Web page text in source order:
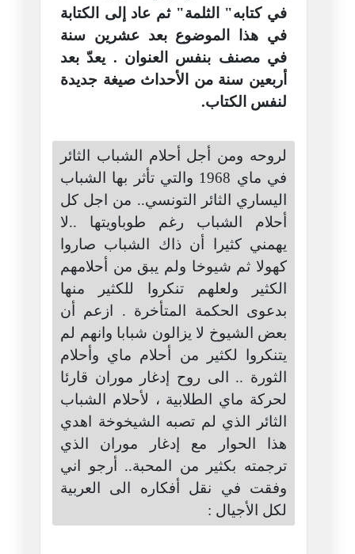
في كتابه" الثلمة" ثم عاد إلى الكتابة
في هذا الموضوع بعد عشرين سنة
في مصنف بنفس العنوان . يعدّ بعد
أربعين سنة من الأحداث صيغة جديدة
لنفس الكتاب.
لروحه ومن أجل أحلام الشباب الثائر
في ماي 1968 والتي تأثر بها الشباب
اليساري الثائر التونسي.. من اجل كل
أحلام الشباب رغم طوباويتها ..لا
يهمني كثيرا أن ذاك الشباب صاروا
كهولا ثم شيوخا ولم يبق من أحلامهم
الكثير ولعلهم تنكروا للكثير منها
بدعوى الحكمة المتأخرة . ازعم أن
بعض الشيوخ لا يزالون شبابا وانهم لم
يتنكروا لكثير من أحلام ماي وأحلام
الثورة .. الى روح إدغار موران قارئا
لحركة ماي الطلابية ، لأحلام الشباب
الثائر الذي لم تصبه الشيخوخة اهدي
هذا الحوار مع إدغار موران الذي
ترجمته بكثير من المحبة.. أرجو اني
وفقت في نقل أفكاره الى العربية
لكل الأجيال :